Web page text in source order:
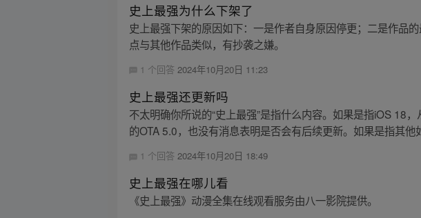
史上最强为什么下架了
史上最强下架的原因如下：一是作者自身原因停更；二是作品
点与其他作品类似，有抄袭之嫌。
1 个回答 2024年10月20日 11:23
史上最强还更新吗
不太明确你所说的“史上最强”是指什么内容。如果是指iOS 18
的OTA 5.0，也没有消息表明是否会有后续更新。如果是指其他
1 个回答2024年10月20日 18:49
史上最强在哪儿看
《史上最强》动漫全集在线观看服务由八一影院提供。